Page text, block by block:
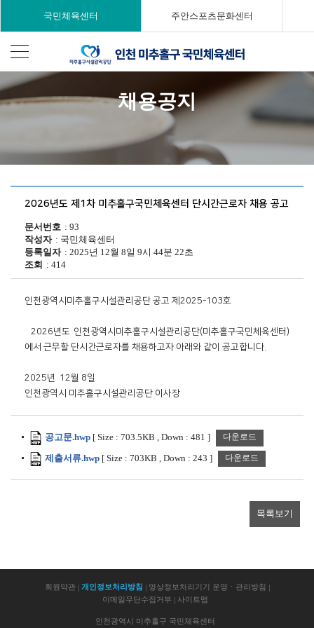
국민체육센터 주안스포츠문화센터
채용공지
2026년도 제1차 미추홀구국민체육센터 단시간근로자 채용 공고
문서번호
93
작성자
국민체육센터
등록일자
2025년 12월 8일 9시 44분 22초
조회
414
인천광역시미추홀구시설관리공단 공고 제2025-103호
  2026년도 인천광역시미추홀구시설관리공단(미추홀구국민체육센터)
에서 근무할 단시간근로자를 채용하고자 아래와 같이 공고합니다.
2025년  12월 8일
인천광역시 미추홀구시설관리공단 이사장
공고문.hwp [ Size : 703.5KB , Down : 481 ] 다운로드
제출서류.hwp [ Size : 703KB Down : 243 ] 다운로드
목록보기
회원약관 개인정보처리방침
영상정보처리기기 운영ㆍ관리방침
이메일무단수집거부
사이트맵
인천광역시 미추홀구 국민체육센터